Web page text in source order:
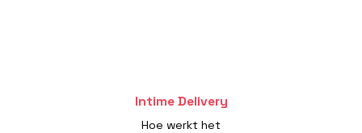
Intime Delivery
Hoe werkt het